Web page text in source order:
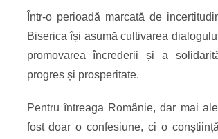
Într-o perioadă marcată de
Biserica își asumă cultivarea
promovarea încrederii și a
progres și prosperitate.
Pentru întreaga Românie, dar mai
fost doar o confesiune, ci o